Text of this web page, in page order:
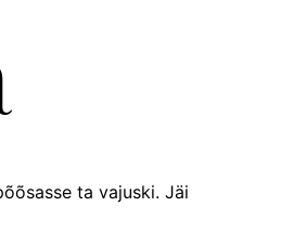
ta vajuski. Jäi